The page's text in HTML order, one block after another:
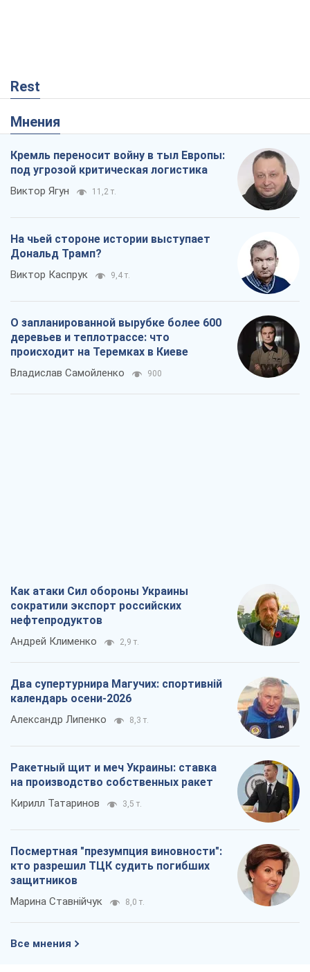
Rest
Мнения
Кремль переносит войну в тыл Европы:
под угрозой критическая логистика
Виктор Ягун 11,2 т.
На чьей стороне истории выступает
Дональд Трамп?
Виктор Каспрук 9,4 т.
О запланированной вырубке более 600
деревьев и теплотрассе: что
происходит на Теремках в Киеве
Владислав Самойленко 900
Как атаки Сил обороны Украины
сократили экспорт российских
нефтепродуктов
Андрей Клименко 2,9 т.
Два супертурнира Магучих: спортивній
календарь осени-2026
Александр Липенко 8,3 т.
Ракетный щит и меч Украины: ставка
на производство собственных ракет
Кирилл Татаринов 3,5 т.
Посмертная "презумпция виновности":
кто разрешил ТЦК судить погибших
защитников
Марина Ставнійчук 8,0 т.
Все мнения